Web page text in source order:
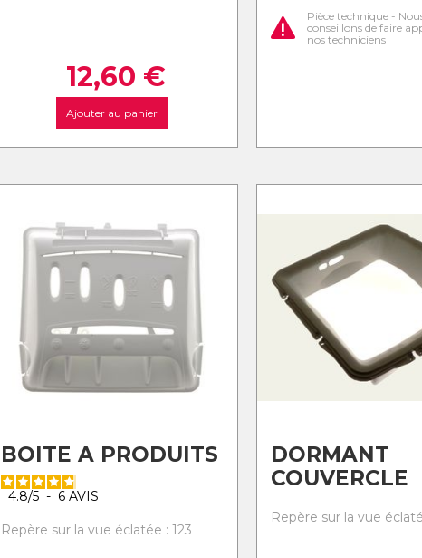
12,60 €
Ajouter au panier
Pièce technique -
conseillons de faire
nos techniciens
BOITE A PRODUITS
4.8/5 - 6 AVIS
Repère sur la vue éclatée : 123
DORMANT
COUVERCLE
Repère sur la vue